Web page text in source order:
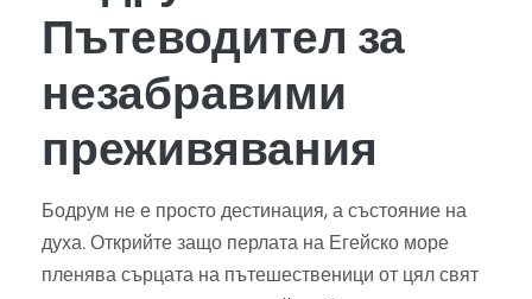
Пътеводител за
незабравими
преживявания
Бодрум не е просто дестинация, а състояние на
духа. Открийте защо перлата на Егейско море
пленява сърцата на пътешественици от цял свят